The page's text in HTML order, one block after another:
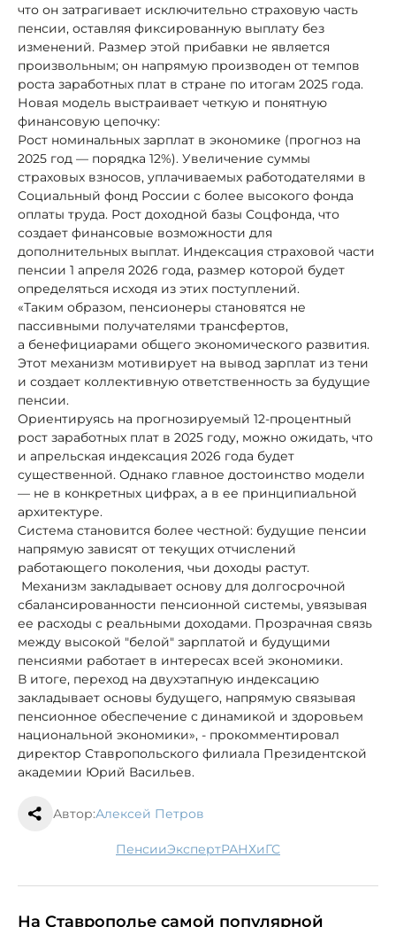
что он затрагивает исключительно страховую часть
пенсии, оставляя фиксированную выплату без
изменений. Размер этой прибавки не является
произвольным; он напрямую производен от темпов
роста заработных плат в стране по итогам 2025 года.
Новая модель выстраивает четкую и понятную
финансовую цепочку:
Рост номинальных зарплат в экономике (прогноз на
2025 год — порядка 12%). Увеличение суммы
страховых взносов, уплачиваемых работодателями в
Социальный фонд России с более высокого фонда
оплаты труда. Рост доходной базы Соцфонда, что
создает финансовые возможности для
дополнительных выплат. Индексация страховой части
пенсии 1 апреля 2026 года, размер которой будет
определяться исходя из этих поступлений.
«Таким образом, пенсионеры становятся не
пассивными получателями трансфертов,
а бенефициарами общего экономического развития.
Этот механизм мотивирует на вывод зарплат из тени
и создает коллективную ответственность за будущие
пенсии.
Ориентируясь на прогнозируемый 12-процентный
рост заработных плат в 2025 году, можно ожидать, что
и апрельская индексация 2026 года будет
существенной. Однако главное достоинство модели
— не в конкретных цифрах, а в ее принципиальной
архитектуре.
Система становится более честной: будущие пенсии
напрямую зависят от текущих отчислений
работающего поколения, чьи доходы растут.
Механизм закладывает основу для долгосрочной
сбалансированности пенсионной системы, увязывая
ее расходы с реальными доходами. Прозрачная связь
между высокой "белой" зарплатой и будущими
пенсиями работает в интересах всей экономики.
В итоге, переход на двухэтапную индексацию
закладывает основы будущего, напрямую связывая
пенсионное обеспечение с динамикой и здоровьем
национальной экономики», - прокомментировал
директор Ставропольского филиала Президентской
академии Юрий Васильев.
Автор:Алексей Петров
пенсии эксперт РАНХиГС
На Ставрополье самой популярной